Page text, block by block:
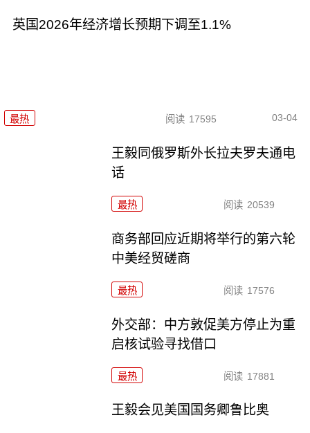
英国2026年经济增长预期下调至1.1%
最热 阅读 17595 03-04
王毅同俄罗斯外长拉夫罗夫通电
话
最热 阅读 20539
商务部回应近期将举行的第六轮
中美经贸磋商
最热 阅读 17576
外交部：中方敦促美方停止为重
启核试验寻找借口
最热 阅读 17881
王毅会见美国国务卿鲁比奥